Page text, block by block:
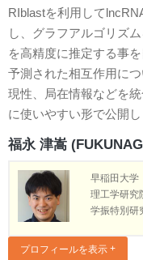
RIblastを利用して
し、グラフアルゴリズ
を高精度に推定する事
予測された相互作用に
現性、局在情報などを
に使いやすい形で公開し
福永 津嵩
早稲田大学
理工学研究
学振特別研
プロフィールを表示